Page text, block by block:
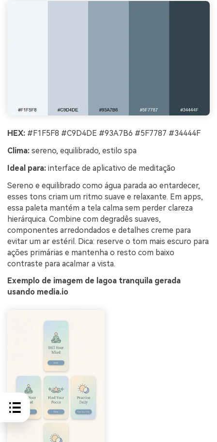
HEX: #F1F5F8 #C9D4DE #93A7B6 #5F7787 #34444F
Clima: sereno, equilibrado, estilo spa
Ideal para: interface de aplicativo de meditação
Sereno e equilibrado como água parada ao entardecer,
esses tons criam um ritmo suave e relaxante. Em apps,
essa paleta mantém a tela calma sem perder clareza
hierárquica. Combine com degradês suaves,
componentes arredondados e detalhes creme para
evitar um ar estéril. Dica: reserve o tom mais escuro para
ações primárias e mantenha o resto com baixo
contraste para acalmar a vista.
Exemplo de imagem de lagoa tranquila gerada
usando media.io